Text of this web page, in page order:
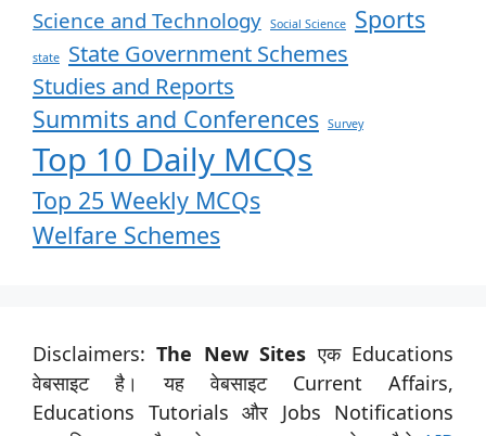
Science and Technology Social Science Sports
state
State Government Schemes
Studies and Reports
Summits and Conferences Survey
Top 10 Daily MCQs
Top 25 Weekly MCQs
Welfare Schemes
Disclaimers:The New Sites एक Educations
वेबसाइट है। यह वेबसाइट Current Affairs,
Educations Tutorials और Jobs Notifications